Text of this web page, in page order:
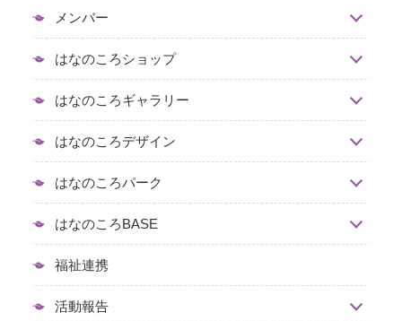
メンバー
はなのころショップ
はなのころギャラリー
はなのころデザイン
はなのころパーク
はなのころBASE
福祉連携
活動報告